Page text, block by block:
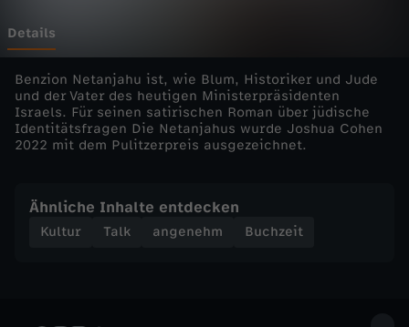
e
N
e
a
Details
Benzion Netanjahu ist, wie Blum, Historiker und Jude
und der Vater des heutigen Ministerpräsidenten
Israels. Für seinen satirischen Roman über jüdische
Identitätsfragen Die Netanjahus wurde Joshua Cohen
2022 mit dem Pulitzerpreis ausgezeichnet.
Ähnliche Inhalte entdecken
Kultur Talk angenehm Buchzeit